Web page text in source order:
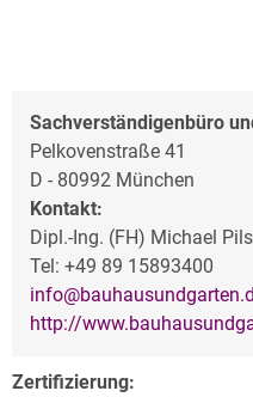
Sachverständigenbüro
Pelkovenstraße 41
D - 80992 München
Kontakt:
Dipl.-Ing. (FH) Michael Pils
Tel: +49 89 15893400
http://
Zertifizierung: